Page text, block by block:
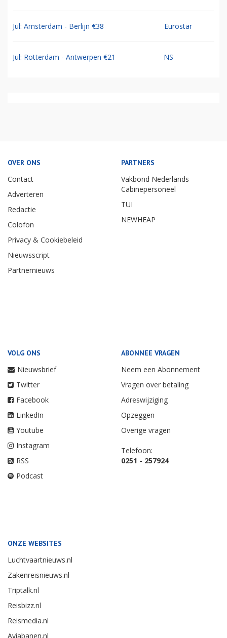
Jul: Amsterdam - Berlijn €38 Eurostar
Jul: Rotterdam - Antwerpen €21 NS
OVER ONS
Contact
Adverteren
Redactie
Colofon
Privacy & Cookiebeleid
Nieuwsscript
Partnernieuws
PARTNERS
Vakbond Nederlands
Cabinepersoneel
TUI
NEWHEAP
VOLG ONS
Nieuwsbrief
Twitter
Facebook
LinkedIn
Youtube
Instagram
RSS
Podcast
ABONNEE VRAGEN
Neem een Abonnement
Vragen over betaling
Adreswijziging
Opzeggen
Overige vragen
Telefoon:
0251 - 257924
ONZE WEBSITES
Luchtvaartnieuws.nl
Zakenreisnieuws.nl
Triptalk.nl
Reisbizz.nl
Reismedia.nl
Aviabanen.nl